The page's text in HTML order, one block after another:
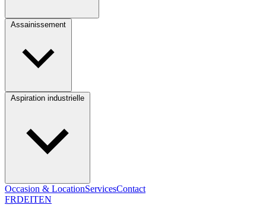
Occasion & LocationServicesContact
FRDEITEN